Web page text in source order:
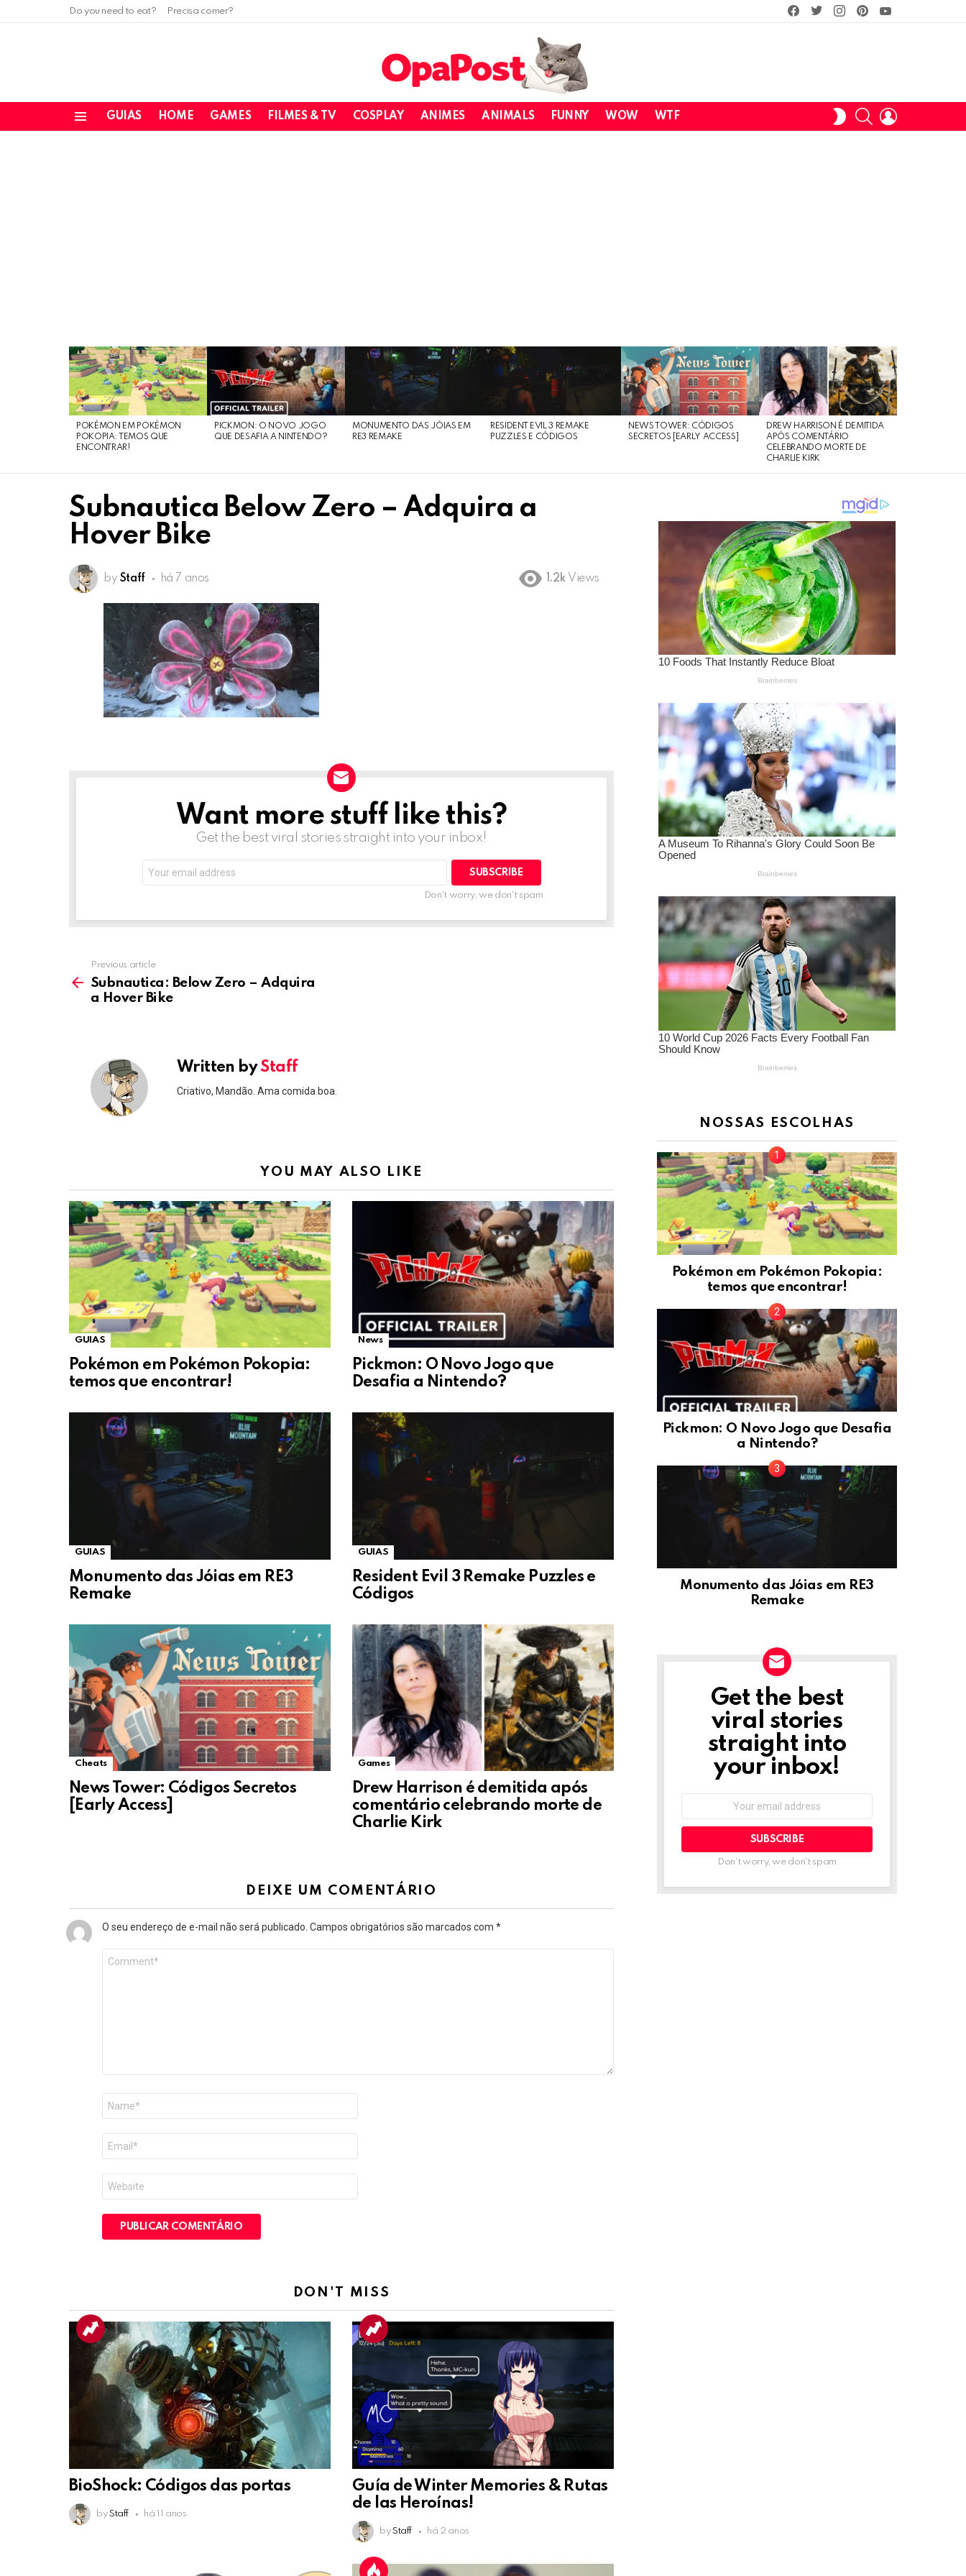
Do you need to eat? Precisa comer?
facebooktwitterinstagram
GUIAS HOME GAMES FILMES & TV COSPLAY ANIMES ANIMALS FUNNY WOW WTF
SWITCH
SKIN
SEARCH
LATEST
STORIES
POKÉMON EM POKÉMON
POKOPIA: TEMOS QUE
ENCONTRAR!
PICKMON: O NOVO JOGO
QUE DESAFIA A NINTENDO?
MONUMENTO DAS JÓIAS EM
RE3 REMAKE
RESIDENT EVIL 3 REMAKE
PUZZLES E CÓDIGOS
NEWS TOWER: CÓDIGOS
SECRETOS [EARLY ACCESS]
DREW HARRISON É DEMITIDA
APÓS COMENTÁRIO
CELEBRANDO MORTE DE
CHARLIE KIRK
Subnautica Below Zero – Adquira a
Hover Bike
by Staff há 7 anos 1.2k Views
NEWSLETTERWant more stuff like this?
Get the best viral stories straight into your inbox!
address:
Don't worry, we don't spam
more
Previous article
Subnautica: Below Zero – Adquira
a Hover Bike
Written byStaff
Criativo, Mandão. Ama comida boa.
YOU MAY ALSO LIKE
GUIAS
Pokémon em Pokémon Pokopia:
temos que encontrar!
News
Pickmon: O Novo Jogo que
Desafia a Nintendo?
GUIAS
Monumento das Jóias em RE3
Remake
GUIAS
Resident Evil 3 Remake Puzzles e
Códigos
Cheats
News Tower: Códigos Secretos
[Early Access]
Games
Drew Harrison é demitida após
comentário celebrando morte de
Charlie Kirk
DEIXE UM COMENTÁRIO
O seu endereço de e-mail não será publicado. Campos obrigatórios são marcados com *
mail
*
DON'T MISS
BioShock: Códigos das portas
by Staff há 11 anos
Guía de Winter Memories & Rutas
de las Heroínas!
by Staff há 2 anos
NOSSAS ESCOLHAS
Pokémon em Pokémon Pokopia:
temos que encontrar!
Pickmon: O Novo Jogo que Desafia
a Nintendo?
Monumento das Jóias em RE3
Remake
NEWSLETTER
Get the best
viral stories
straight into
your inbox!
Don't worry, we don't spam